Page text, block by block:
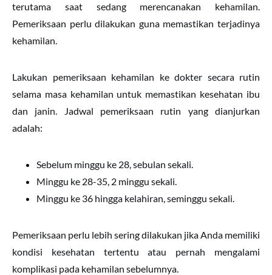
terutama saat sedang merencanakan kehamilan.
Pemeriksaan perlu dilakukan guna memastikan terjadinya
kehamilan.
Lakukan pemeriksaan kehamilan ke dokter secara rutin
selama masa kehamilan untuk memastikan kesehatan ibu
dan janin. Jadwal pemeriksaan rutin yang dianjurkan
adalah:
Sebelum minggu ke 28, sebulan sekali.
Minggu ke 28-35, 2 minggu sekali.
Minggu ke 36 hingga kelahiran, seminggu sekali.
Pemeriksaan perlu lebih sering dilakukan jika Anda memiliki
kondisi kesehatan tertentu atau pernah mengalami
komplikasi pada kehamilan sebelumnya.